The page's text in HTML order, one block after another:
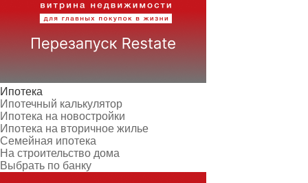
Ипотека
Ипотечный калькулятор
Ипотека на новостройки
Ипотека на вторичное жилье
Семейная ипотека
На строительство дома
Выбрать по банку